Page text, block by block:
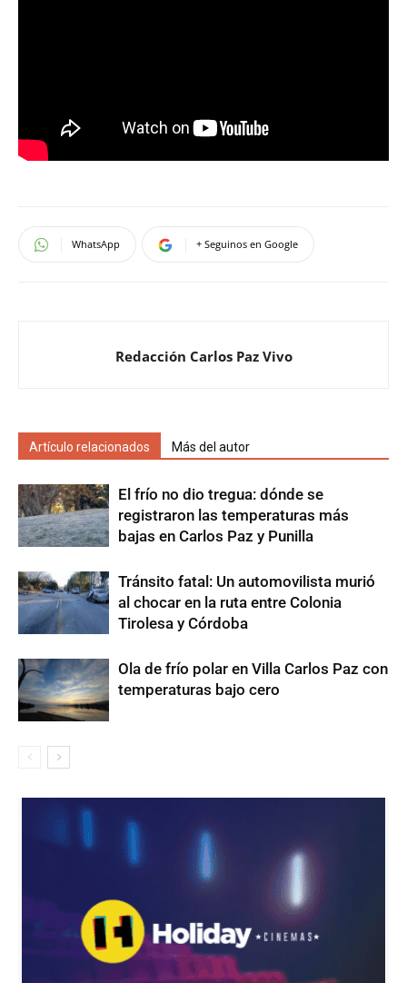
WhatsApp + Seguinos en Google
Redacción Carlos Paz Vivo
Artículo relacionados Más del autor
El frío no dio tregua: dónde se
registraron las temperaturas más
bajas en Carlos Paz y Punilla
Tránsito fatal: Un automovilista murió
al chocar en la ruta entre Colonia
Tirolesa y Córdoba
Ola de frío polar en Villa Carlos Paz con
temperaturas bajo cero